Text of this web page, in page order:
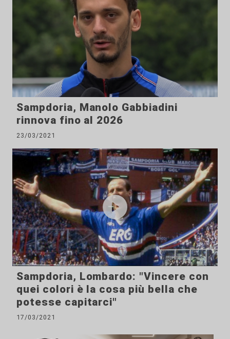
Sampdoria, Manolo Gabbiadini
rinnova fino al 2026
23/03/2021
Sampdoria, Lombardo: "Vincere con
quei colori è la cosa più bella che
potesse capitarci"
17/03/2021